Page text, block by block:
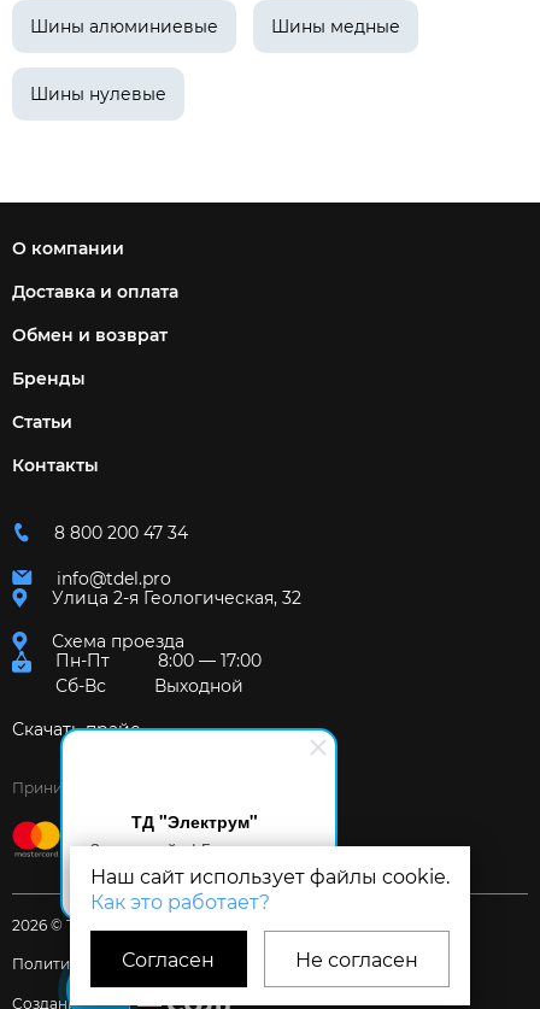
ТД "Электрум"
Здравствуйте! Готов помочь
вам. Напишите мне, если у
вас появятся вопросы.
Наш сайт использует файлы cookie.
Как это работает?
Согласен Не согласен
Шины алюминиевые Шины медные
Шины нулевые
О компании
Доставка и оплата
Обмен и возврат
Бренды
Статьи
Контакты
8 800 200 47 34
info@tdel.pro
Улица 2-я Геологическая, 32
Схема проезда
Пн-Пт
8:00 — 17:00
Сб-Вс
Выходной
Скачать прайс
Принимаем к оплате:
2026 © Торговый дом «Электрум»
Политика и Согласия
Создание сайта